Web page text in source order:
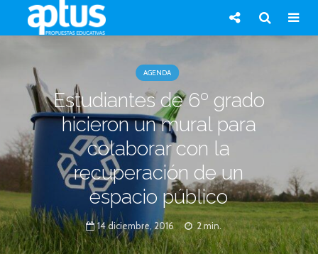
AGENDA
Estudiantes de 6º grado
hicieron un mural para
colaborar con la
recuperación de un
espacio público
14 diciembre, 2016 2 min.